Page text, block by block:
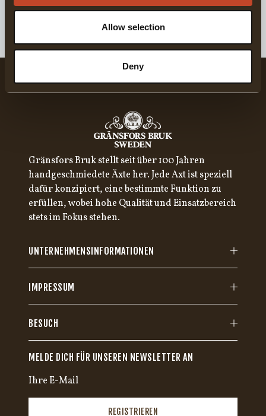
Allow selection
Deny
GRÄNSFORS ÖL
Gränsfors Bruk stellt seit über 100 Jahren
handgeschmiedete Äxte her. Jede Axt ist speziell
dafür konzipiert, eine bestimmte Funktion zu
erfüllen, wobei hohe Qualität und Einsatzbereich
stets im Fokus stehen.
UNTERNEHMENSINFORMATIONEN
IMPRESSUM
BESUCH
MELDE DICH FÜR UNSEREN NEWSLETTER AN
REGISTRIEREN